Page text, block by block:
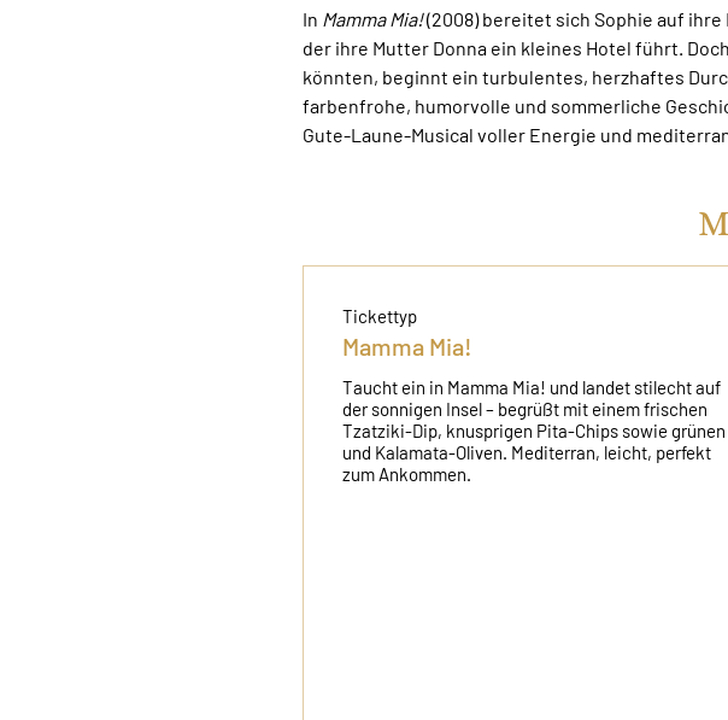
In Mamma Mia! (2008) bereitet sich Sophie auf
der ihre Mutter Donna ein kleines Hotel führt.
könnten, beginnt ein turbulentes, herzhaftes
farbenfrohe, humorvolle und sommerliche
Gute-Laune-Musical voller Energie und
Tickettyp
Mamma Mia!
Taucht ein in Mamma Mia! und landet stilecht auf
der sonnigen Insel – begrüßt mit einem frischen
Tzatziki-Dip, knusprigen Pita-Chips sowie grünen
und Kalamata-Oliven. Mediterran, leicht, perfekt
zum Ankommen.